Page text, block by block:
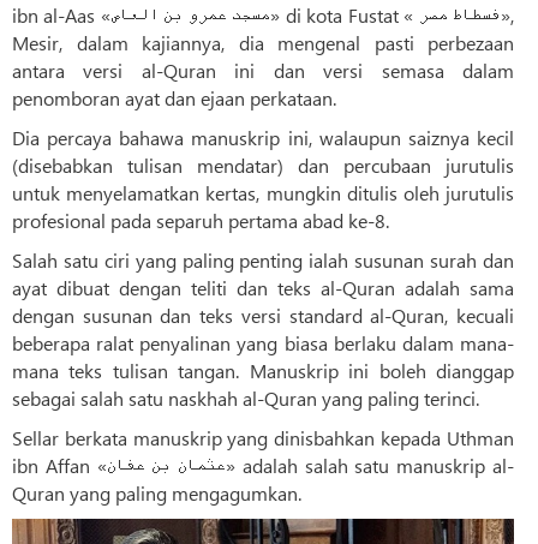
ibn al-Aas «مسجد عمرو بن العاص» di kota Fustat « فسطاط مصر»,
Mesir, dalam kajiannya, dia mengenal pasti perbezaan
antara versi al-Quran ini dan versi semasa dalam
penomboran ayat dan ejaan perkataan.
Dia percaya bahawa manuskrip ini, walaupun saiznya kecil
(disebabkan tulisan mendatar) dan percubaan jurutulis
untuk menyelamatkan kertas, mungkin ditulis oleh jurutulis
profesional pada separuh pertama abad ke-8.
Salah satu ciri yang paling penting ialah susunan surah dan
ayat dibuat dengan teliti dan teks al-Quran adalah sama
dengan susunan dan teks versi standard al-Quran, kecuali
beberapa ralat penyalinan yang biasa berlaku dalam mana-
mana teks tulisan tangan. Manuskrip ini boleh dianggap
sebagai salah satu naskhah al-Quran yang paling terinci.
Sellar berkata manuskrip yang dinisbahkan kepada Uthman
ibn Affan «عثمان بن عفان» adalah salah satu manuskrip al-
Quran yang paling mengagumkan.